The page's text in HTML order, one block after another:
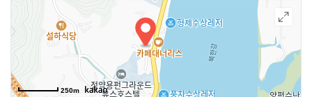
250m